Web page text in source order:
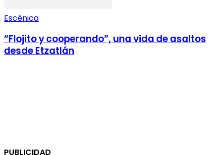
Escénica
“Flojito y cooperando”, una vida de asaltos
desde Etzatlán
PUBLICIDAD